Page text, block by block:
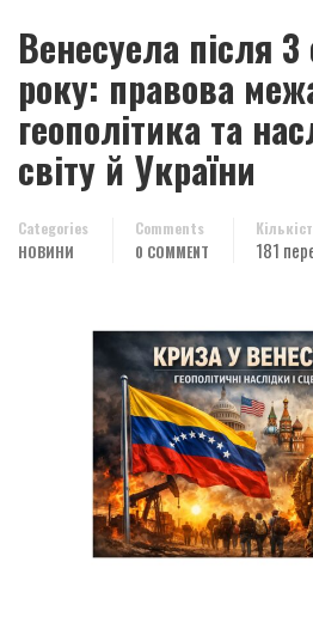
Венесуела після
року: правова
геополітика та
світу й України
Categories
НОВИНИ
Comments
0 COMMENT
181